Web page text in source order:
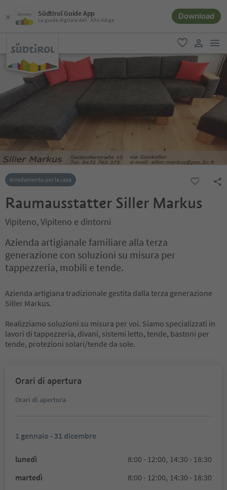
Südtirol Guide App
La guida digitale dell´Alto Adige Download
favoriti
user link
Arredamento per la casa
Raumausstatter Siller Markus
Vipiteno, Vipiteno e dintorni
Azienda artigianale familiare alla terza
generazione con soluzioni su misura per
tappezzeria, mobili e tende.
Azienda artigiana tradizionale gestita dalla terza generazione
Siller Markus.
Realizziamo soluzioni su misura per voi. Siamo specializzati in
lavori di tappezzeria, divani, sistemi letto, tende, bastoni per
tende, protezioni solari/tende da sole.
Orari di apertura
Orari di apertura
1 gennaio - 31 dicembre
lunedì 8:00 - 12:00, 14:30 - 18:30
martedì
8:00 - 12:00, 14:30 - 18:30